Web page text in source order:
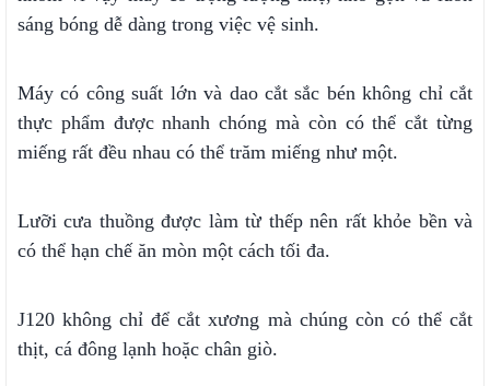
sáng bóng dễ dàng trong việc vệ sinh.
Máy có công suất lớn và dao cắt sắc bén không chỉ cắt
thực phẩm được nhanh chóng mà còn có thể cắt từng
miếng rất đều nhau có thể trăm miếng như một.
Lưỡi cưa thuồng được làm từ thếp nên rất khỏe bền và
có thể hạn chế ăn mòn một cách tối đa.
J120 không chỉ để cắt xương mà chúng còn có thể cắt
thịt, cá đông lạnh hoặc chân giò.